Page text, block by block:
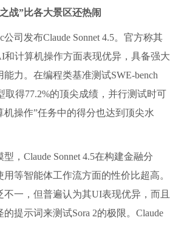
战”比各大景区还热闹
公司发布Claude Sonnet 4.5。官方称其
和计算机操作方面表现优异，具备强大
力。在编程类基准测试SWE-bench
取得77.2%的顶尖成绩，并行测试时可
机操作”任务中的得分也达到顶尖水
，Claude Sonnet 4.5在构建金融分
等智能体工作流方面的性价比超高。
不一，但普遍认为其UI表现优异，而且
提示词来测试Sora 2的极限。Claude